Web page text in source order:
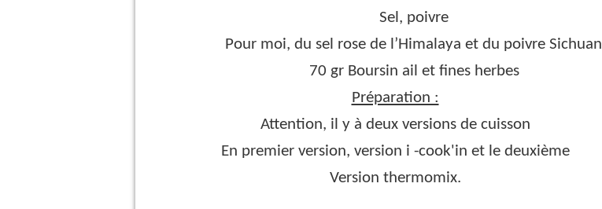
Sel, poivre
Pour moi, du sel rose de l’Himalaya et du poivre Sichuan
70 gr Boursin ail et fines herbes
Préparation :
Attention, il y à deux versions de cuisson
En premier version, version i -cook'in et le deuxième
Version thermomix.